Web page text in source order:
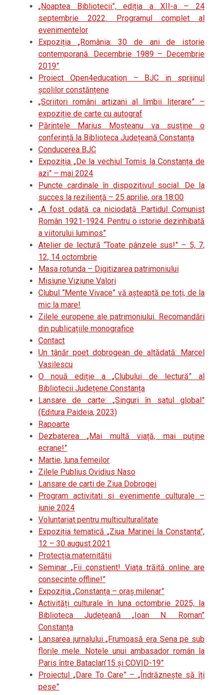
„Noaptea Bibliotecii”, ediția a XII-a – 24
septembrie 2022. Programul complet al
evenimentelor
Expoziția „România: 30 de ani de istorie
contemporană. Decembrie 1989 – Decembrie
2019”
Proiect Open4education – BJC in sprijinul
școlilor constănțene
„Scriitori români artizani al limbii literare” –
expoziție de carte cu autograf
Părintele Marius Moșteanu va susține o
conferință la Biblioteca Județeană Constanța
Conducerea BJC
Expoziția „De la vechiul Tomis la Constanța de
azi” – mai 2024
Puncte cardinale în dispozitivul social. De la
succes la reziliență – 25 aprilie, ora 18:00
„A fost odată ca niciodată Partidul Comunist
Român 1921-1924. Pentru o istorie dezinhibată
a viitorului luminos”
Atelier de lectură “Toate pânzele sus!” – 5, 7,
12, 14 octombrie
Masa rotunda – Digitizarea patrimoniului
Misiune Viziune Valori
Clubul “Mente Vivace” vă așteaptă pe toți, de la
mic la mare!
Zilele europene ale patrimoniului. Recomandări
din publicațiile monografice
Contact
Un tânăr poet dobrogean de altădată: Marcel
Vasilescu
O nouă ediție a „Clubului de lectură” al
Bibliotecii Județene Constanța
Lansare de carte: „Singuri în satul global”
(Editura Paideia, 2023)
Rapoarte
Dezbaterea „Mai multă viață, mai puține
ecrane!”
Martie, luna femeilor
Zilele Publius Ovidius Naso
Lansare de carti de Ziua Dobrogei
Program activitati si evenimente culturale –
iunie 2024
Voluntariat pentru multiculturalitate
Expoziția tematică „Ziua Marinei la Constanța”,
12 – 30 august 2021
Protecția maternității
Seminar „Fii constient! Viața trăită online are
consecinte offline!”
Expoziția „Constanța – oraș milenar”
Activități culturale în luna octombrie 2025, la
Biblioteca Județeană „Ioan N. Roman”
Constanța
Lansarea jurnalului „Frumoasă era Sena pe sub
florile mele. Notele unui ambasador român la
Paris între Bataclan’15 și COVID-19”
Proiectul „Dare To Care” – „Îndrăznește să îți
pese”